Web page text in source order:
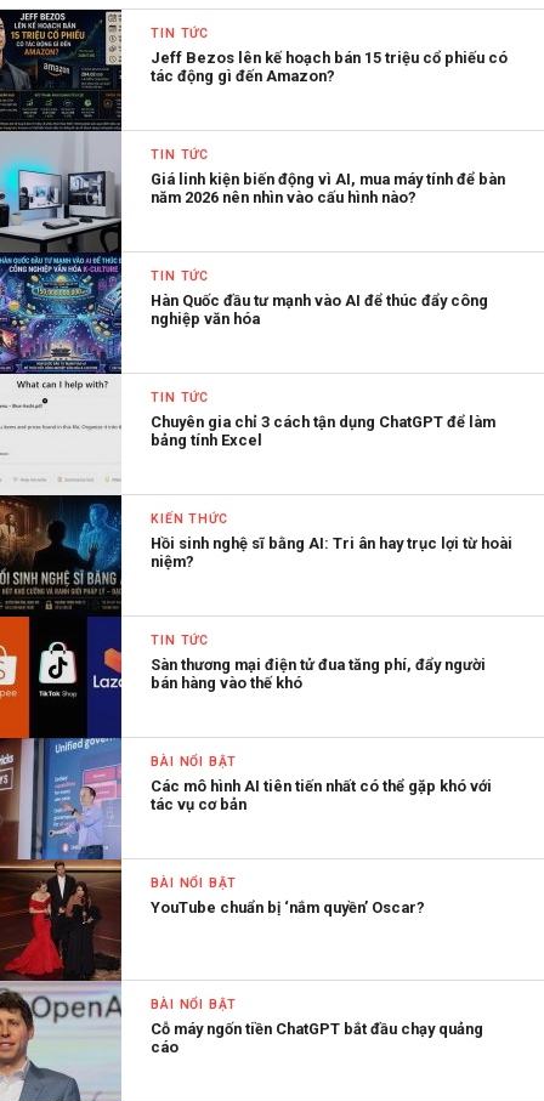
TIN TỨC
Jeff Bezos lên kế hoạch bán 15 triệu cổ phiếu có
tác động gì đến Amazon?
TIN TỨC
Giá linh kiện biến động vì AI, mua máy tính để bàn
năm 2026 nên nhìn vào cấu hình nào?
TIN TỨC
Hàn Quốc đầu tư mạnh vào AI để thúc đẩy công
nghiệp văn hóa
TIN TỨC
Chuyên gia chỉ 3 cách tận dụng ChatGPT để làm
bảng tính Excel
KIẾN THỨC
Hồi sinh nghệ sĩ bằng AI: Tri ân hay trục lợi từ hoài
niệm?
TIN TỨC
Sàn thương mại điện tử đua tăng phí, đẩy người
bán hàng vào thế khó
BÀI NỔI BẬT
Các mô hình AI tiên tiến nhất có thể gặp khó với
tác vụ cơ bản
BÀI NỔI BẬT
YouTube chuẩn bị ‘nắm quyền’ Oscar?
BÀI NỔI BẬT
Cỗ máy ngốn tiền ChatGPT bắt đầu chạy quảng
cáo